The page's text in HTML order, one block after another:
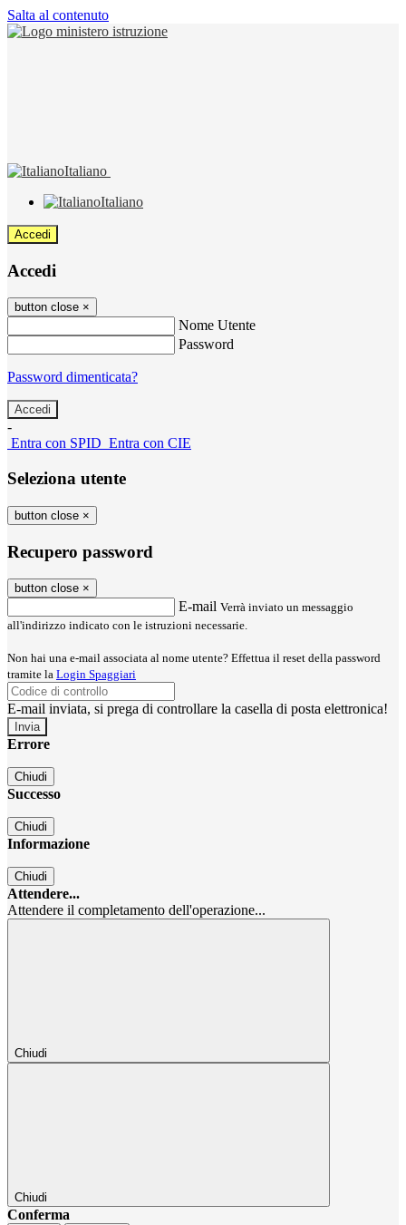
Salta al contenuto
Italiano
Italiano
Accedi
Accedi
button close ×
Nome Utente
Password
Password dimenticata?
-
Entra con SPID Entra con CIE
Seleziona utente
button close ×
Recupero password
button close ×
E-mail Verrà inviato un messaggio
all'indirizzo indicato con le istruzioni necessarie.
Non hai una e-mail associata al nome utente? Effettua il reset della password
tramite la Login Spaggiari
E-mail inviata, si prega di controllare la casella di posta elettronica!
Errore
Chiudi
Successo
Chiudi
Informazione
Chiudi
Attendere...
Attendere il completamento dell'operazione...
Chiudi
Chiudi
Conferma